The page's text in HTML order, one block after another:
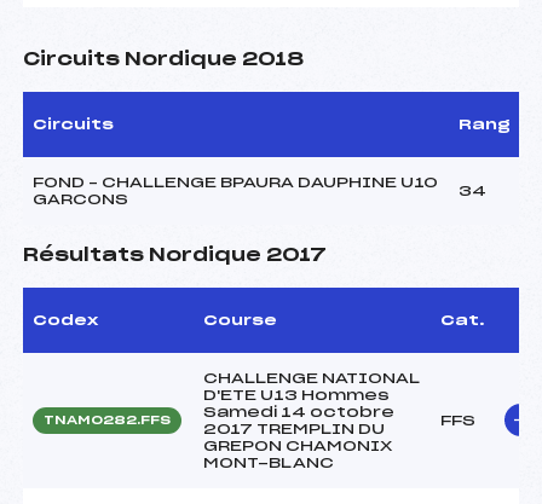
Circuits Nordique 2018
Circuits Rang
FOND – CHALLENGE BPAURA DAUPHINE U10
GARCONS
34
Résultats Nordique 2017
Codex Course Cat.
TNAM0282.FFS
CHALLENGE NATIONAL
D'ETE U13 Hommes
Samedi 14 octobre
2017 TREMPLIN DU
GREPON CHAMONIX
MONT-BLANC
FFS